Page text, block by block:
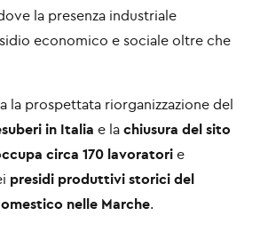
la presenza industriale
economico e sociale oltre che
la prospettata riorganizzazione del
in Italia e la chiusura del sito
circa 170 lavoratori e
presidi produttivi storici del
nelle Marche.